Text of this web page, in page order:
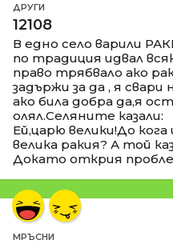
ДРУГИ
12108
В едно село варили
по традиция идвал
право трябвало ако
задържи за да , я свари
ако била добра да,я
олял.Селяните казали:
Ей,царю велики!До
велика ракия? А той
Докато открия
МРЪСНИ